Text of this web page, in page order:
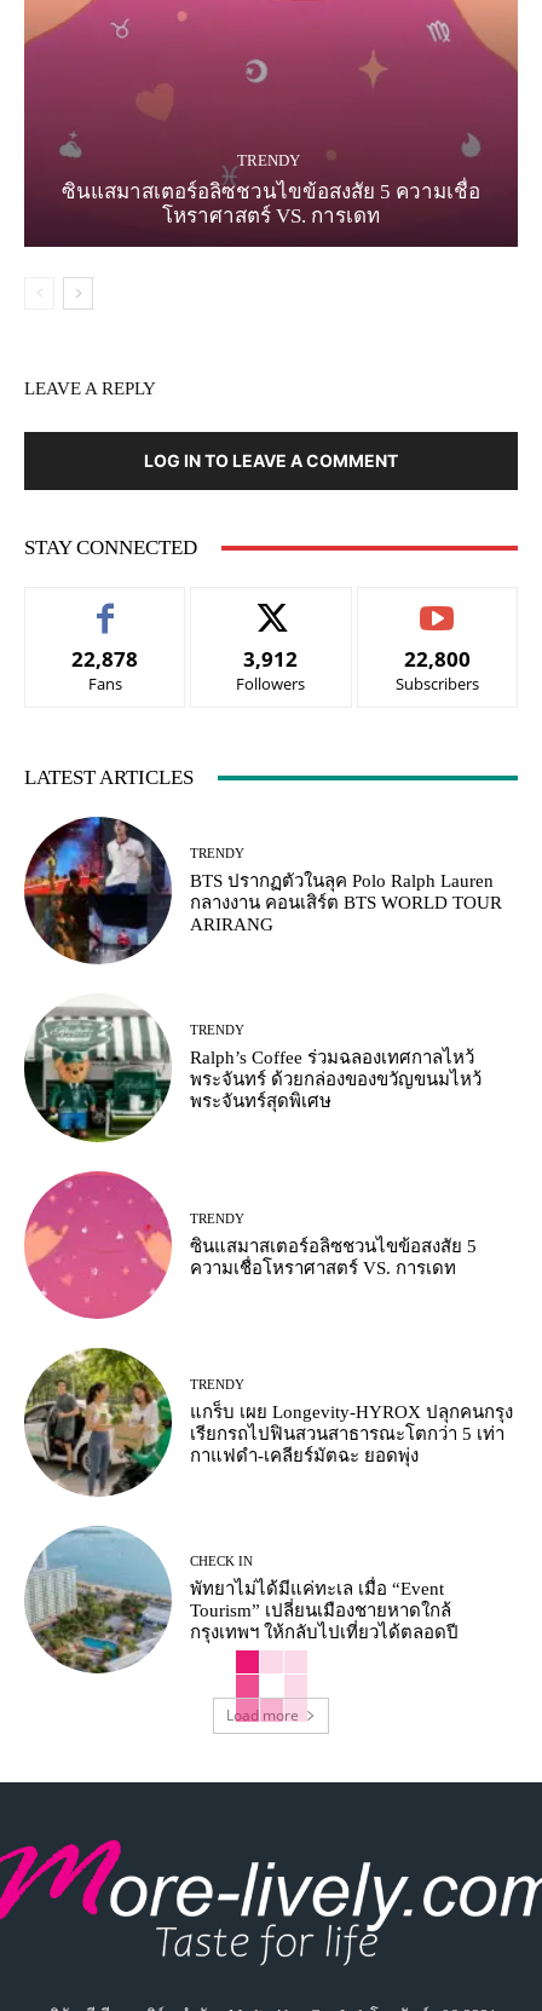
TRENDY
ซินแสมาสเตอร์อลิซชวนไขข้อสงสัย 5 ความเชื่อ
โหราศาสตร์ VS. การเดท
LEAVE A REPLY
LOG IN TO LEAVE A COMMENT
STAY CONNECTED
22,878
Fans
3,912
Followers
22,800
Subscribers
LATEST ARTICLES
TRENDY
BTS ปรากฏตัวในลุค Polo Ralph Lauren
กลางงาน คอนเสิร์ต BTS WORLD TOUR
ARIRANG
TRENDY
Ralph’s Coffee ร่วมฉลองเทศกาลไหว้
พระจันทร์ ด้วยกล่องของขวัญขนมไหว้
พระจันทร์สุดพิเศษ
TRENDY
ซินแสมาสเตอร์อลิซชวนไขข้อสงสัย 5
ความเชื่อโหราศาสตร์ VS. การเดท
TRENDY
แกร็บ เผย Longevity-HYROX ปลุกคนกรุง
เรียกรถไปฟินสวนสาธารณะโตกว่า 5 เท่า
กาแฟดำ-เคลียร์มัตฉะ ยอดพุ่ง
CHECK IN
พัทยาไม่ได้มีแค่ทะเล เมื่อ “Event
Tourism” เปลี่ยนเมืองชายหาดใกล้
กรุงเทพฯ ให้กลับไปเที่ยวได้ตลอดปี
Load more